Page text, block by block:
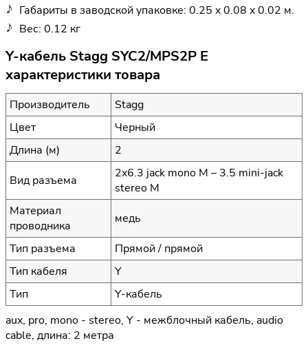
Габариты в заводской упаковке: 0.25 x 0.08 x 0.02 м.
Вес: 0.12 кг
Y-кабель Stagg SYC2/MPS2P E
характеристики товара
Производитель
Stagg
Цвет
Черный
Длина (м)
2
Вид разъема
2x6.3 jack mono M – 3.5 mini-jack
stereo M
Материал
проводника
медь
Тип разъема
Прямой / прямой
Тип кабеля
Y
Тип
Y-кабель
aux, pro, mono - stereo, Y - межблочный кабель, audio
cable, длина: 2 метра